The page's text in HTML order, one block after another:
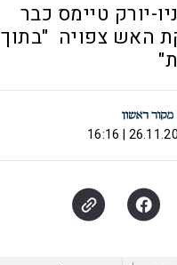
יורק טיימס כבר
האש צפויה "בתוך
26.11.2024 |